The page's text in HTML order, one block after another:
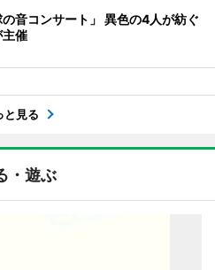
音コンサート」 異色の4人が紡ぐ
催
と見る
・遊ぶ